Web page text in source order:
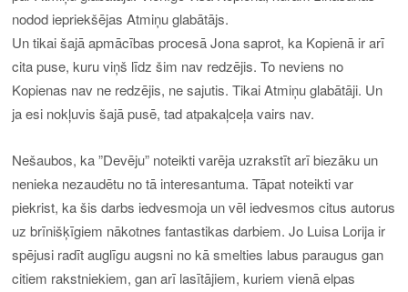
nodod iepriekšējas Atmiņu glabātājs.
Un tikai šajā apmācības procesā Jona saprot, ka Kopienā ir arī
cita puse, kuru viņš līdz šim nav redzējis. To neviens no
Kopienas nav ne redzējis, ne sajutis. Tikai Atmiņu glabātāji. Un
ja esi nokļuvis šajā pusē, tad atpakaļceļa vairs nav.
Nešaubos, ka ”Devēju” noteikti varēja uzrakstīt arī biezāku un
nenieka nezaudētu no tā interesantuma. Tāpat noteikti var
piekrist, ka šis darbs iedvesmoja un vēl iedvesmos citus autorus
uz brīnišķīgiem nākotnes fantastikas darbiem. Jo Luisa Lorija ir
spējusi radīt auglīgu augsni no kā smelties labus paraugus gan
citiem rakstniekiem, gan arī lasītājiem, kuriem vienā elpas